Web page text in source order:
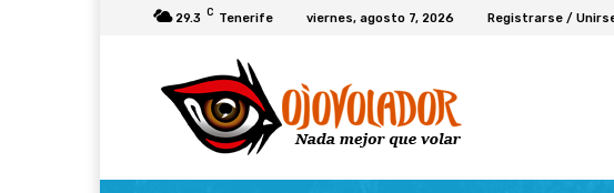
29.3 C Tenerife viernes, agosto 7, 2026 Registrarse /